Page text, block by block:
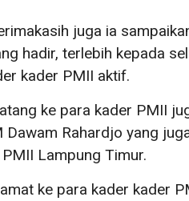
juga ia
hadir, terlebih kepada
kader PMII aktif.
ke para kader PMII
Rahardjo yang
Lampung Timur.
ke para kader kader